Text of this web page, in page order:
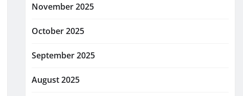
November 2025
October 2025
September 2025
August 2025